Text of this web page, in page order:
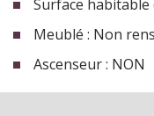
Surface habitable
Meublé : Non
Ascenseur : NON
la ville de